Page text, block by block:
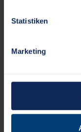
Statistiken
Marketing
ZURÜCK ZUR